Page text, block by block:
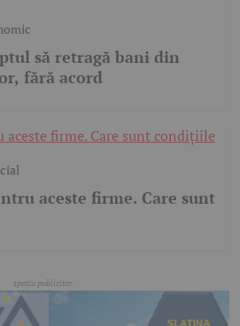
să retragă bani din
fără acord
aceste firme. Care sunt